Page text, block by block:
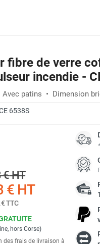
fibre de verre
incendie -
patins • Dimension
6538S
€HT
€ HT
€TTC
hors Corse)
frais de livraison à